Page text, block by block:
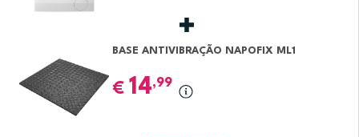
BASE ANTIVIBRAÇÃO NAPOFIX ML1
€ 14,99